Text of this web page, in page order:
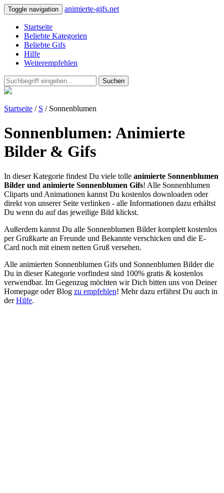
Toggle navigation animierte-gifs.net
Startseite
Beliebte Kategorien
Beliebte Gifs
Hilfe
Weiterempfehlen
Suchen
Startseite / S / Sonnenblumen
Sonnenblumen: Animierte
Bilder & Gifs
In dieser Kategorie findest Du viele tolle animierte Sonnenblumen
Bilder und animierte Sonnenblumen Gifs! Alle Sonnenblumen
Cliparts und Animationen kannst Du kostenlos downloaden oder
direkt von unserer Seite verlinken - alle Informationen dazu erhältst
Du wenn du auf das jeweilige Bild klickst.
Außerdem kannst Du alle Sonnenblumen Bilder komplett kostenlos
per Grußkarte an Freunde und Bekannte verschicken und die E-
Card noch mit einem netten Gruß versehen.
Alle animierten Sonnenblumen Gifs und Sonnenblumen Bilder die
Du in dieser Kategorie vorfindest sind 100% gratis & kostenlos
verwendbar. Im Gegenzug möchten wir Dich bitten uns von Deiner
Homepage oder Blog zu empfehlen! Mehr dazu erfährst Du auch in
derHilfe.